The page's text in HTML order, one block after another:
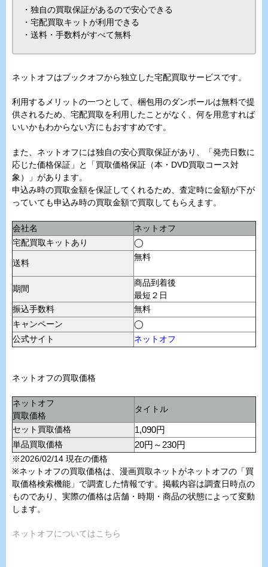
・独自の買取保証があるので安心できる
・宅配買取キットが利用できる
・送料・手数料がすべて無料
ネットオフはブックオフから独立した宅配買取サービスです。
利用するメリットの一つとして、梱包用のダンボールは無料で提
供されるため、宅配買取を利用したことがなく、何を用意すれば
いいかもわからない方にもおすすめです。
また、ネットオフには独自の安心買取保証があり、「発売日数に
応じた価格保証」と「買取価格保証（本・DVD買取コース対
象）」があります。
申込み時の買取金額を保証してくれるため、査定時に金額が下が
っていても申込み時の買取金額で買取してもらえます。
会社名
ネットオフ
宅配買取キットあり
◯
送料
無料
期間
商品到着後
最短２日
振込手数料
無料
キャンペーン
◯
公式サイト
ネットオフ
ネットオフの買取価格
ネットオフ
買取価格
タイトル
セット買取価格
1,090円
単品買取価格
20円～230円
※2026/02/14 現在の価格
※ネットオフの買取価格は、漫画買取ネットがネットオフの「買
取価格検索機能」で調査した情報です。掲載内容は調査日時点の
ものであり、実際の価格は店舗・時期・商品の状態によって変動
します。
ネットオフについてはこちら